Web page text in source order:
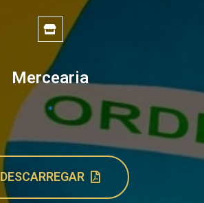
Mercearia
*
DESCARREGAR